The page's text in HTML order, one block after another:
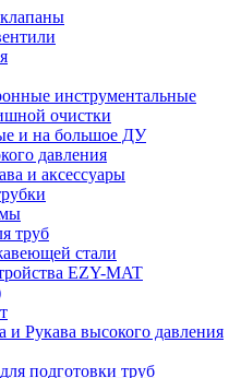
инструментальные
очистки
и на большое ДУ
давления
и аксессуары
труб
стали
EZY-MAT
и Рукава высокого давления
подготовки труб